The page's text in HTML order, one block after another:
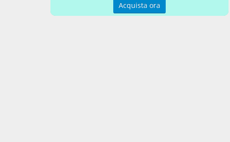
Acquista ora